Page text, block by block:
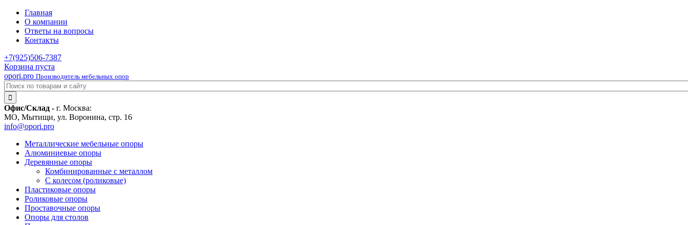
Главная
О компании
Ответы на вопросы
Контакты
+7(925)506-7387
Корзина пуста
opori.pro Производитель мебельных опор
Офис/Склад - г. Москва:
МО, Мытищи, ул. Воронина, стр. 16
info@opori.pro
Металлические мебельные опоры
Алюминиевые опоры
Деревянные опоры
Комбинированные с металлом
С колесом (роликовые)
Пластиковые опоры
Роликовые опоры
Проставочные опоры
Опоры для столов